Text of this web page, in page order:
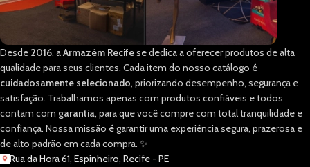
Desde 2016, aArmazém Recifese dedica a oferecer produtos de alta
qualidade para seus clientes. Cada item do nosso catálogo é
cuidadosamente selecionado, priorizando desempenho, segurança e
satisfação. Trabalhamos apenas com produtos confiáveis e todos
contam com garantia, para que você compre com total tranquilidade e
confiança. Nossa missão é garantir uma experiência segura, prazerosa e
de alto padrão em cada compra. ✨
Rua da Hora 61, Espinheiro, Recife - PE